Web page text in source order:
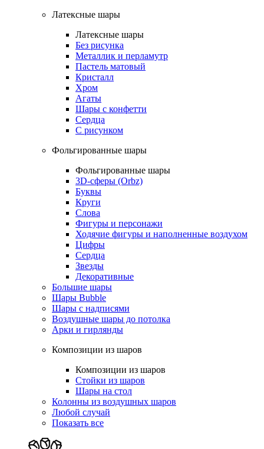
Латексные шары
Латексные шары
Без рисунка
Металлик и перламутр
Пастель матовый
Кристалл
Хром
Агаты
Шары с конфетти
Сердца
С рисунком
Фольгированные шары
Фольгированные шары
3D-сферы (Orbz)
Буквы
Круги
Слова
Фигуры и персонажи
Ходячие фигуры и наполненные воздухом
Цифры
Сердца
Звезды
Декоративные
Большие шары
Шары Bubble
Шары с надписями
Воздушные шары до потолка
Арки и гирлянды
Композиции из шаров
Композиции из шаров
Стойки из шаров
Шары на стол
Колонны из воздушных шаров
Любой случай
Показать все